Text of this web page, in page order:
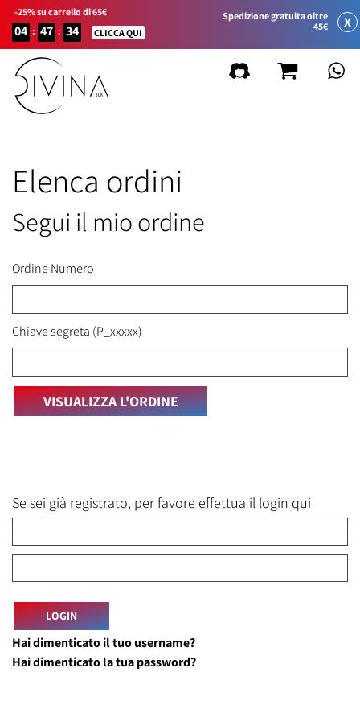
-25% su carrello di 65€
04 : 47 : 34 CLICCA QUI
Spedizione gratuita oltre
45€
X
Elenca ordini
Segui il mio ordine
Ordine Numero
Chiave segreta (P_xxxxx)
Se sei già registrato, per favore effettua il login qui
Hai dimenticato il tuo username?
Hai dimenticato la tua password?